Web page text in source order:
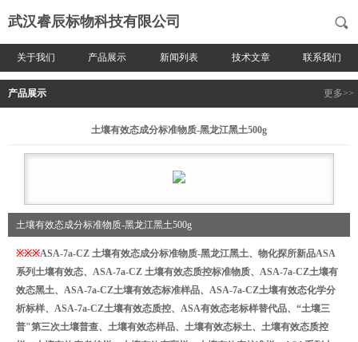
武汉睿辰标物科技有限公司
关于我们 产品展示 新闻列表 技术文章 联系我们
产品展示 更多>>
土壤有效态成分标准物质-黑龙江黑土500g
土壤有效态成分标准物质-黑龙江黑土500g
※※※ASA-7a-CZ 土壤有效态成分标准物质-黑龙江黑土、物化探所新品ASA
系列土壤有效态、ASA-7a-CZ 土壤有效态质控标准物质、ASA-7a-CZ土壤有
效态黑土、ASA-7a-CZ土壤有效态标准样品、ASA-7a-CZ土壤有效态化学分
析标样、ASA-7a-CZ土壤有效态质控、ASA有效态老标样替代品、“土壤三
普"第三次土壤普查、土壤有效态样品、土壤有效态标土、土壤有效态质控